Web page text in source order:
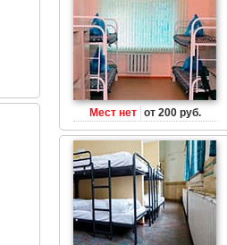
Мест нет от 200 руб.